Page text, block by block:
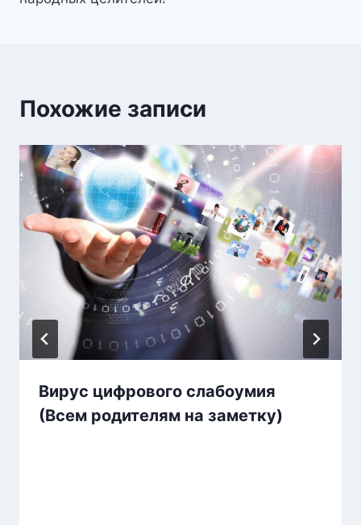
Похожие записи
Вирус цифрового слабоумия
(Всем родителям на заметку)